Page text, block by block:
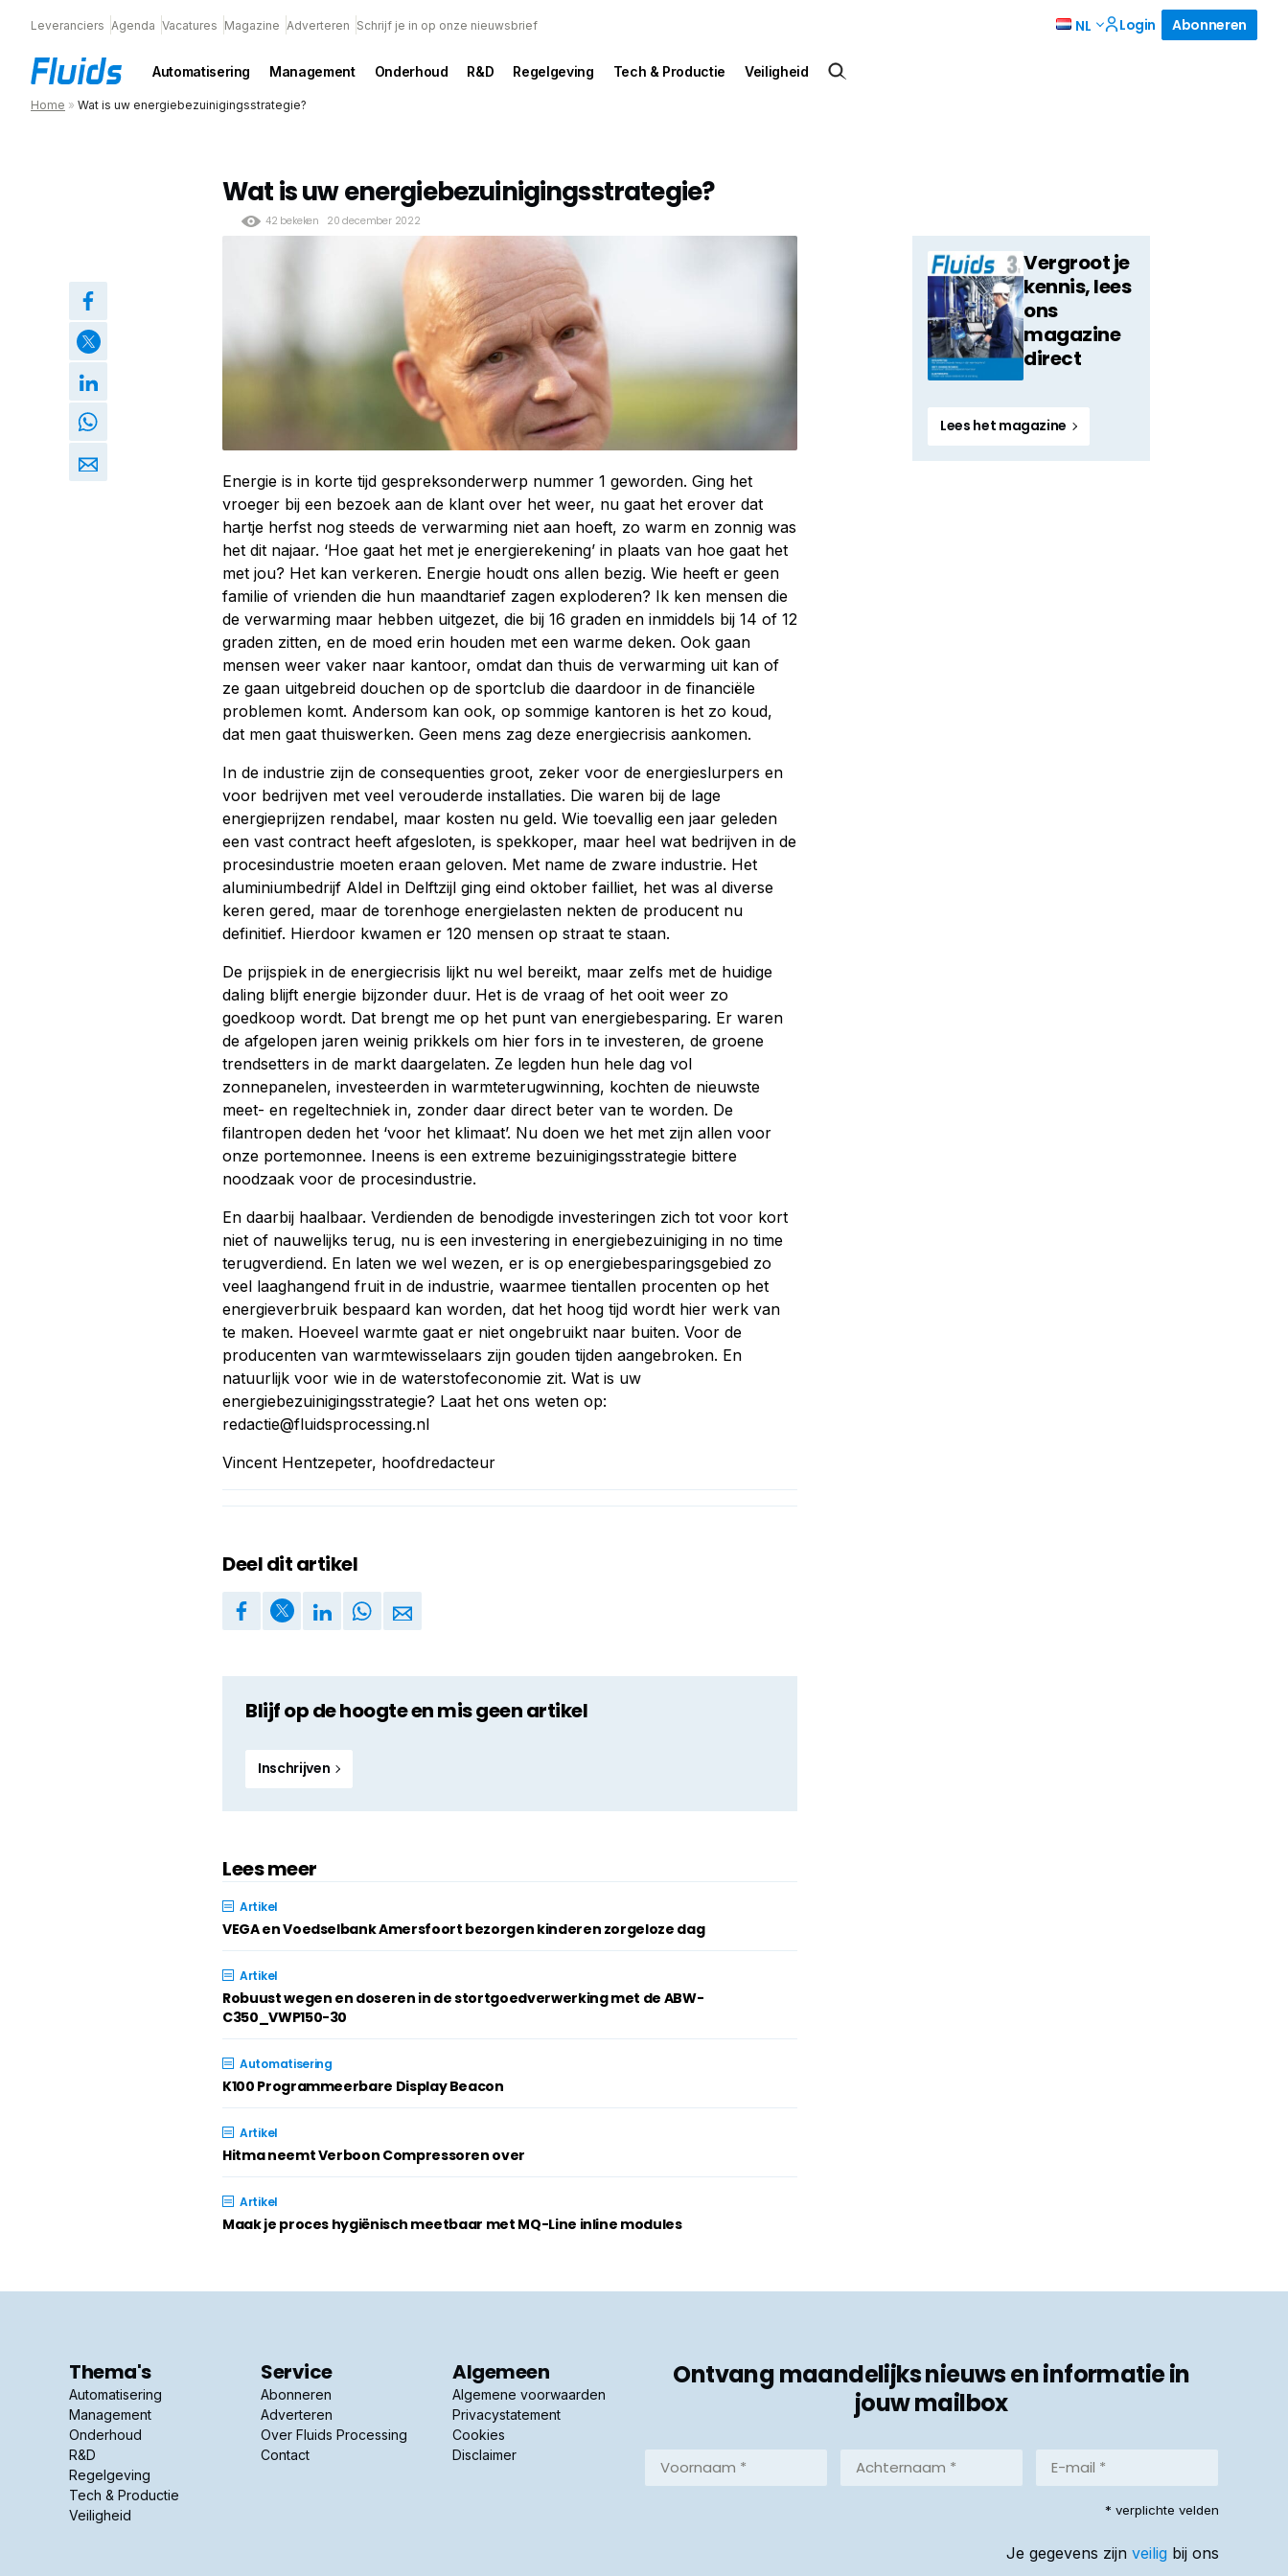
Leveranciers Agenda Vacatures Magazine Adverteren Schrijf je in op onze nieuwsbrief NL Login Abonneren
Automatisering Management Onderhoud R&D Regelgeving Tech & Productie Veiligheid
Home » Wat is uw energiebezuinigingsstrategie?
Wat is uw energiebezuinigingsstrategie?
42 bekeken 20 december 2022
Energie is in korte tijd gespreksonderwerp nummer 1 geworden. Ging het
vroeger bij een bezoek aan de klant over het weer, nu gaat het erover dat
hartje herfst nog steeds de verwarming niet aan hoeft, zo warm en zonnig was
het dit najaar. ‘Hoe gaat het met je energierekening’ in plaats van hoe gaat het
met jou? Het kan verkeren. Energie houdt ons allen bezig. Wie heeft er geen
familie of vrienden die hun maandtarief zagen exploderen? Ik ken mensen die
de verwarming maar hebben uitgezet, die bij 16 graden en inmiddels bij 14 of 12
graden zitten, en de moed erin houden met een warme deken. Ook gaan
mensen weer vaker naar kantoor, omdat dan thuis de verwarming uit kan of
ze gaan uitgebreid douchen op de sportclub die daardoor in de financiële
problemen komt. Andersom kan ook, op sommige kantoren is het zo koud,
dat men gaat thuiswerken. Geen mens zag deze energiecrisis aankomen.
In de industrie zijn de consequenties groot, zeker voor de energieslurpers en
voor bedrijven met veel verouderde installaties. Die waren bij de lage
energieprijzen rendabel, maar kosten nu geld. Wie toevallig een jaar geleden
een vast contract heeft afgesloten, is spekkoper, maar heel wat bedrijven in de
procesindustrie moeten eraan geloven. Met name de zware industrie. Het
aluminiumbedrijf Aldel in Delftzijl ging eind oktober failliet, het was al diverse
keren gered, maar de torenhoge energielasten nekten de producent nu
definitief. Hierdoor kwamen er 120 mensen op straat te staan.
De prijspiek in de energiecrisis lijkt nu wel bereikt, maar zelfs met de huidige
daling blijft energie bijzonder duur. Het is de vraag of het ooit weer zo
goedkoop wordt. Dat brengt me op het punt van energiebesparing. Er waren
de afgelopen jaren weinig prikkels om hier fors in te investeren, de groene
trendsetters in de markt daargelaten. Ze legden hun hele dag vol
zonnepanelen, investeerden in warmteterugwinning, kochten de nieuwste
meet- en regeltechniek in, zonder daar direct beter van te worden. De
filantropen deden het ‘voor het klimaat’. Nu doen we het met zijn allen voor
onze portemonnee. Ineens is een extreme bezuinigingsstrategie bittere
noodzaak voor de procesindustrie.
En daarbij haalbaar. Verdienden de benodigde investeringen zich tot voor kort
niet of nauwelijks terug, nu is een investering in energiebezuiniging in no time
terugverdiend. En laten we wel wezen, er is op energiebesparingsgebied zo
veel laaghangend fruit in de industrie, waarmee tientallen procenten op het
energieverbruik bespaard kan worden, dat het hoog tijd wordt hier werk van
te maken. Hoeveel warmte gaat er niet ongebruikt naar buiten. Voor de
producenten van warmtewisselaars zijn gouden tijden aangebroken. En
natuurlijk voor wie in de waterstof­economie zit. Wat is uw
energiebezuinigingsstrategie? Laat het ons weten op:
redactie@fluidsprocessing.nl
Vincent Hentzepeter, hoofdredacteur
Deel dit artikel
Blijf op de hoogte en mis geen artikel
Inschrijven
Lees meer
Artikel
VEGA en Voedselbank Amersfoort bezorgen kinderen zorgeloze dag
Artikel
Robuust wegen en doseren in de stortgoedverwerking met de ABW-
C350_VWP150-30
Automatisering
K100 Programmeerbare Display Beacon
Artikel
Hitma neemt Verboon Compressoren over
Artikel
Maak je proces hygiënisch meetbaar met MQ-Line inline modules
Vergroot je
kennis, lees
ons
magazine
direct
Lees het magazine
Thema's
Automatisering
Management
Onderhoud
R&D
Regelgeving
Tech & Productie
Veiligheid
Service
Abonneren
Adverteren
Over Fluids Processing
Contact
Algemeen
Algemene voorwaarden
Privacystatement
Cookies
Disclaimer
Ontvang maandelijks nieuws en informatie in
jouw mailbox
mail
* verplichte velden
Je gegevens zijn veilig bij ons